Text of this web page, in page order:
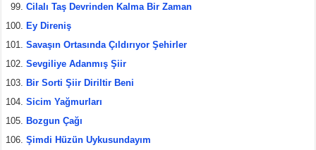
Cilalı Taş Devrinden Kalma Bir Zaman
Ey Direniş
Savaşın Ortasında Çıldırıyor Şehirler
Sevgiliye Adanmış Şiir
Bir Sorti Şiir Diriltir Beni
Sicim Yağmurları
Bozgun Çağı
Şimdi Hüzün Uykusundayım